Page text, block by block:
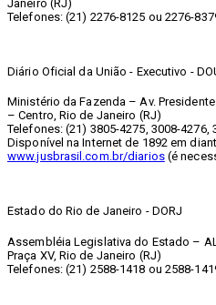
Janeiro (RJ)
Telefones: (21) 2276-8125 ou 2276-
Diário Oficial da União - Executivo -
Ministério da Fazenda – Av.
– Centro, Rio de Janeiro (RJ)
Telefones: (21) 3805-4275, 3008-4276,
Disponível na Internet de 1892 em
www.jusbrasil.com.br/diarios(é
Estado do Rio de Janeiro - DORJ
Assembléia Legislativa do Estado –
Praça XV, Rio de Janeiro (RJ)
Telefones: (21) 2588-1418 ou 2588-